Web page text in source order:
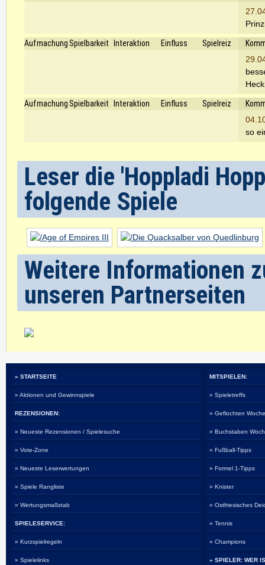
Aufmachung Spielbarkeit Interaktion Einfluss Spielreiz
Aufmachung Spielbarkeit Interaktion Einfluss Spielreiz
so
Leser die 'Hoppladi
folgende Spiele
Weitere Informationen
unseren Partnerseiten
» STARTSEITE
» Aktionen und Gewinnspiele
REZENSIONEN:
» Neueste Rezensionen / Spielesuche
» Vote-Zone
» Neueste Leserwertungen
» Spiele Rangliste
» Wertungsmaßstab
SPIELESERVICE:
» Kurzspielregeln
» Spielelinks
MITSPIELEN:
» Spieletreffs
» Geflochten
» Buchstaben
» Fußball-Tipps
» Formel 1-Tipps
» Knister
» Ostfriesisches
» Tennis
» Champions
» SPIELER: WER